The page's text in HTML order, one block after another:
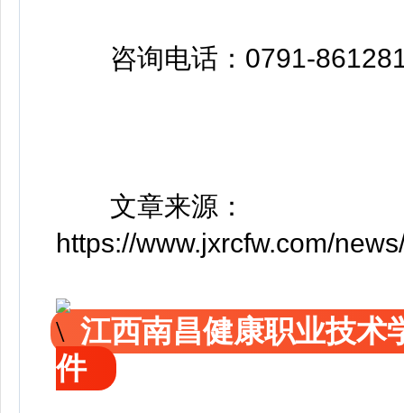
咨询电话：0791-
文章来源：
https://www.jxrcfw.com/
江西南昌健康职业技术
件